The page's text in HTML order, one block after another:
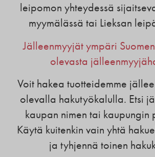
leipomon yhteydessä
myymälässä tai Lieksan
Jälleenmyyjät ympäri
olevasta
Voit hakea tuotteidemme
olevalla hakutyökalulla. Etsi
kaupan nimen tai kaupungin
Käytä kuitenkin vain yhtä
ja tyhjennä toinen